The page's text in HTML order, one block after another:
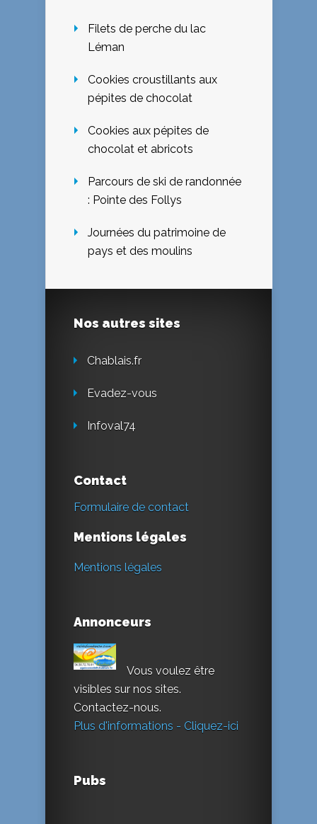
Filets de perche du lac
Léman
Cookies croustillants aux
pépites de chocolat
Cookies aux pépites de
chocolat et abricots
Parcours de ski de randonnée
: Pointe des Follys
Journées du patrimoine de
pays et des moulins
Nos autres sites
Chablais.fr
Evadez-vous
Infoval74
Contact
Formulaire de contact
Mentions légales
Mentions légales
Annonceurs
Vous voulez être
visibles sur nos sites.
Contactez-nous.
Plus d'informations - Cliquez-ici
Pubs